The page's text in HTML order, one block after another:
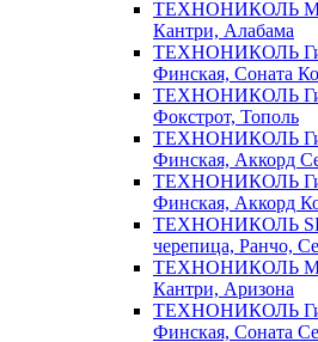
ТЕХНОНИКОЛЬ
Кантри, Алабама
ТЕХНОНИКОЛЬ
Финская, Соната
ТЕХНОНИКОЛЬ
Фокстрот, Тополь
ТЕХНОНИКОЛЬ
Финская, Аккорд
ТЕХНОНИКОЛЬ
Финская, Аккорд
ТЕХНОНИКОЛЬ
черепица, Ранчо,
ТЕХНОНИКОЛЬ
Кантри, Аризона
ТЕХНОНИКОЛЬ
Финская, Соната